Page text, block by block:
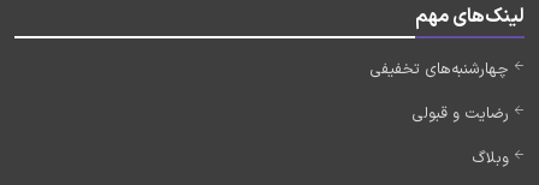
لینک‌های مهم
چهارشنبه‌های تخفیفی
رضایت و قبولی
وبلاگ